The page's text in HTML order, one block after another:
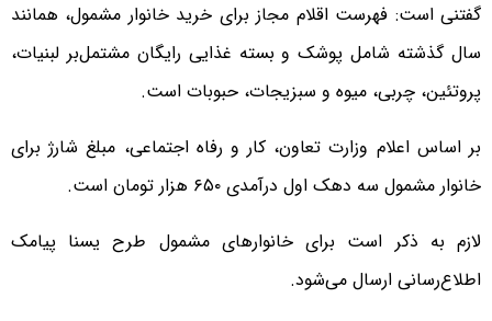
گفتنی است: فهرست اقلام مجاز برای خرید خانوار مشمول، همانند
سال گذشته شامل پوشک و بسته غذایی رایگان مشتمل‌بر لبنیات،
پروتئین، چربی، میوه و سبزیجات، حبوبات است.
بر اساس اعلام وزارت تعاون، کار و رفاه اجتماعی، مبلغ شارژ برای
خانوار مشمول سه دهک اول درآمدی ۶۵۰ هزار تومان است.
لازم به ذکر است برای خانوارهای مشمول طرح یسنا پیامک
اطلاع‌رسانی ارسال می‌شود.